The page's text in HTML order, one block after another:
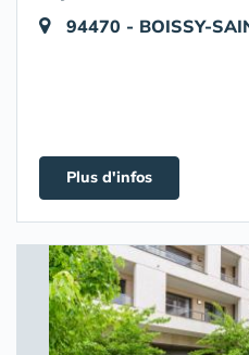
94470 - BOISSY-
Plus d'infos